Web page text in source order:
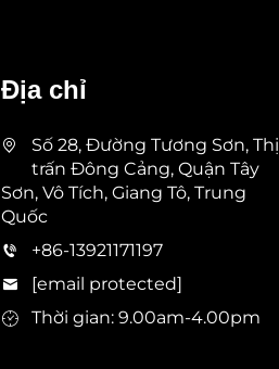
Địa chỉ
Số 28, Đường Tương Sơn, Thị
trấn Đông Cảng, Quận Tây
Sơn, Vô Tích, Giang Tô, Trung
Quốc
+86-13921171197
[email protected]
Thời gian: 9.00am-4.00pm